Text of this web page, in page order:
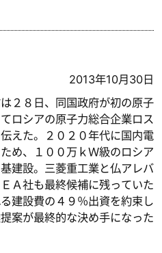
2013年10月30日
２８日、同国政府が初の原子
ロシアの原子力総合企業ロス
えた。２０２０年代に国内電
め、１００万ｋＷ級のロシア
建設。三菱重工業と仏アレバ
Ａ社も最終候補に残っていた
建設費の４９％出資を約束し
案が最終的な決め手になった